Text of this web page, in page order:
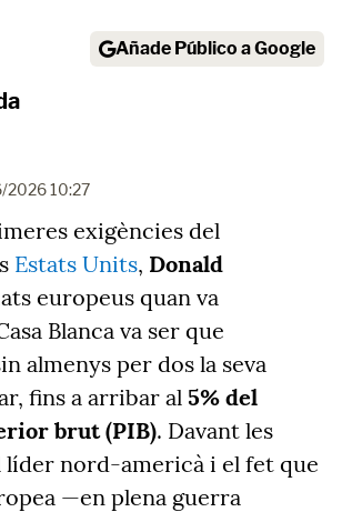
Añade Público a Google
2026 10:27
exigències del
Estats Units, Donald
europeus quan va
Blanca va ser que
almenys per dos la seva
fins a arribar al 5% del
brut (PIB). Davant les
líder nord-americà i el fet que
—en plena guerra